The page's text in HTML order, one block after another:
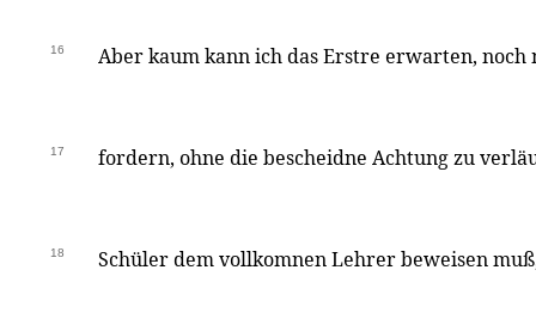
16 Aber kaum kann ich das Erstre erwarten,
17 fordern, ohne die bescheidne Achtung zu
18 Schüler dem vollkomnen Lehrer beweisen